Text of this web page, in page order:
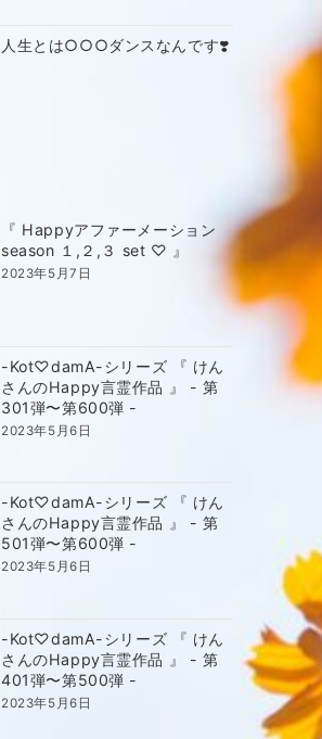
人生とは○○○ダンスなんです❣️
『 Happyアファーメーション
season １,２,３ set ♡ 』
2023年5月7日
-Kot♡damA-シリーズ 『 けん
さんのHappy言霊作品 』 - 第
301弾〜第600弾 -
2023年5月6日
-Kot♡damA-シリーズ 『 けん
さんのHappy言霊作品 』 - 第
501弾〜第600弾 -
2023年5月6日
-Kot♡damA-シリーズ 『 けん
さんのHappy言霊作品 』 - 第
401弾〜第500弾 -
2023年5月6日